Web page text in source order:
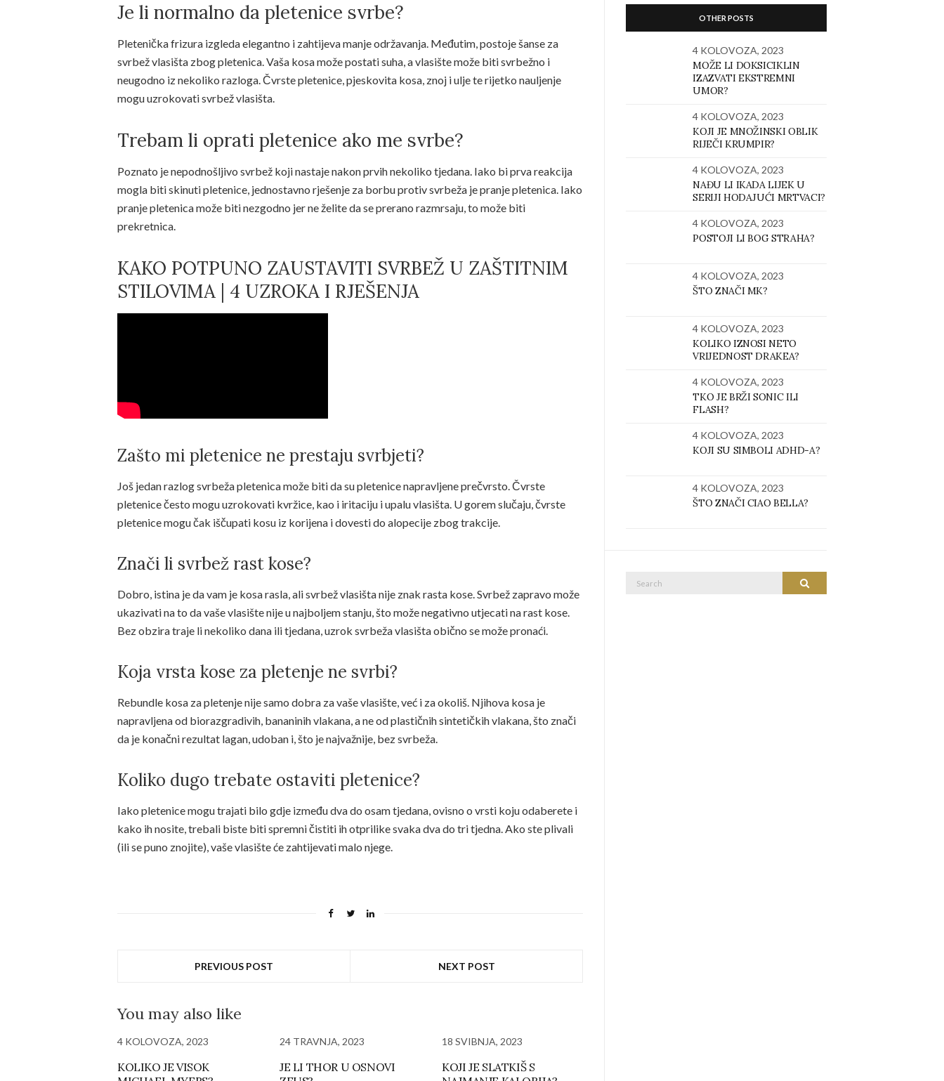
Je li normalno da pletenice svrbe?
Pletenička frizura izgleda elegantno i zahtijeva manje održavanja. Međutim, postoje šanse za
svrbež vlasišta zbog pletenica. Vaša kosa može postati suha, a vlasište može biti svrbežno i
neugodno iz nekoliko razloga. Čvrste pletenice, pjeskovita kosa, znoj i ulje te rijetko nauljenje
mogu uzrokovati svrbež vlasišta.
Trebam li oprati pletenice ako me svrbe?
Poznato je nepodnošljivo svrbež koji nastaje nakon prvih nekoliko tjedana. Iako bi prva reakcija
mogla biti skinuti pletenice, jednostavno rješenje za borbu protiv svrbeža je pranje pletenica. Iako
pranje pletenica može biti nezgodno jer ne želite da se prerano razmrsaju, to može biti
prekretnica.
KAKO POTPUNO ZAUSTAVITI SVRBEŽ U ZAŠTITNIM
STILOVIMA | 4 UZROKA I RJEŠENJA
Zašto mi pletenice ne prestaju svrbjeti?
Još jedan razlog svrbeža pletenica može biti da su pletenice napravljene prečvrsto. Čvrste
pletenice često mogu uzrokovati kvržice, kao i iritaciju i upalu vlasišta. U gorem slučaju, čvrste
pletenice mogu čak iščupati kosu iz korijena i dovesti do alopecije zbog trakcije.
Znači li svrbež rast kose?
Dobro, istina je da vam je kosa rasla, ali svrbež vlasišta nije znak rasta kose. Svrbež zapravo može
ukazivati na to da vaše vlasište nije u najboljem stanju, što može negativno utjecati na rast kose.
Bez obzira traje li nekoliko dana ili tjedana, uzrok svrbeža vlasišta obično se može pronaći.
Koja vrsta kose za pletenje ne svrbi?
Rebundle kosa za pletenje nije samo dobra za vaše vlasište, već i za okoliš. Njihova kosa je
napravljena od biorazgradivih, bananinih vlakana, a ne od plastičnih sintetičkih vlakana, što znači
da je konačni rezultat lagan, udoban i, što je najvažnije, bez svrbeža.
Koliko dugo trebate ostaviti pletenice?
Iako pletenice mogu trajati bilo gdje između dva do osam tjedana, ovisno o vrsti koju odaberete i
kako ih nosite, trebali biste biti spremni čistiti ih otprilike svaka dva do tri tjedna. Ako ste plivali
(ili se puno znojite), vaše vlasište će zahtijevati malo njege.
PREVIOUS POST NEXT POST
You may also like
4 KOLOVOZA, 2023
KOLIKO JE VISOK
24 TRAVNJA, 2023
JE LI THOR U OSNOVI
18 SVIBNJA, 2023
KOJI JE SLATKIŠ S
OTHER POSTS
4 KOLOVOZA, 2023
MOŽE LI DOKSICIKLIN
IZAZVATI EKSTREMNI
UMOR?
4 KOLOVOZA, 2023
KOJI JE MNOŽINSKI OBLIK
RIJEČI KRUMPIR?
4 KOLOVOZA, 2023
NAĐU LI IKADA LIJEK U
SERIJI HODAJUĆI MRTVACI?
4 KOLOVOZA, 2023
POSTOJI LI BOG STRAHA?
4 KOLOVOZA, 2023
ŠTO ZNAČI MK?
4 KOLOVOZA, 2023
KOLIKO IZNOSI NETO
VRIJEDNOST DRAKEA?
4 KOLOVOZA, 2023
TKO JE BRŽI SONIC ILI
FLASH?
4 KOLOVOZA, 2023
KOJI SU SIMBOLI ADHD-A?
4 KOLOVOZA, 2023
ŠTO ZNAČI CIAO BELLA?
SEARCH